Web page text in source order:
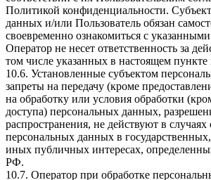
Политикой конфиденциальности.
данных и/или Пользователь обязан
своевременно ознакомиться с
Оператор не несет ответственность за
том числе указанных в настоящем пункте
10.6. Установленные субъектом
запреты на передачу (кроме
на обработку или условия обработки
доступа) персональных данных,
распространения, не действуют в случаях
персональных данных в
иных публичных интересах,
РФ.
10.7. Оператор при обработке